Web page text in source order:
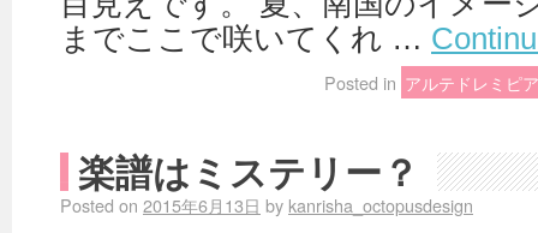
までここで咲いてくれ …
Posted in アルテドレミピ
楽譜はミステリー？
Posted on 2015年6月13日 by kanrisha_octopusdesign